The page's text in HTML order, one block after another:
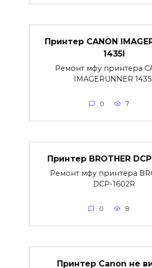
Принтер CANON
1435I
Ремонт мфу принтера
IMAGERUNNER
0 7
Принтер BROTHER
Ремонт мфу принтера
DCP-1602R
0 8
Принтер Canon не